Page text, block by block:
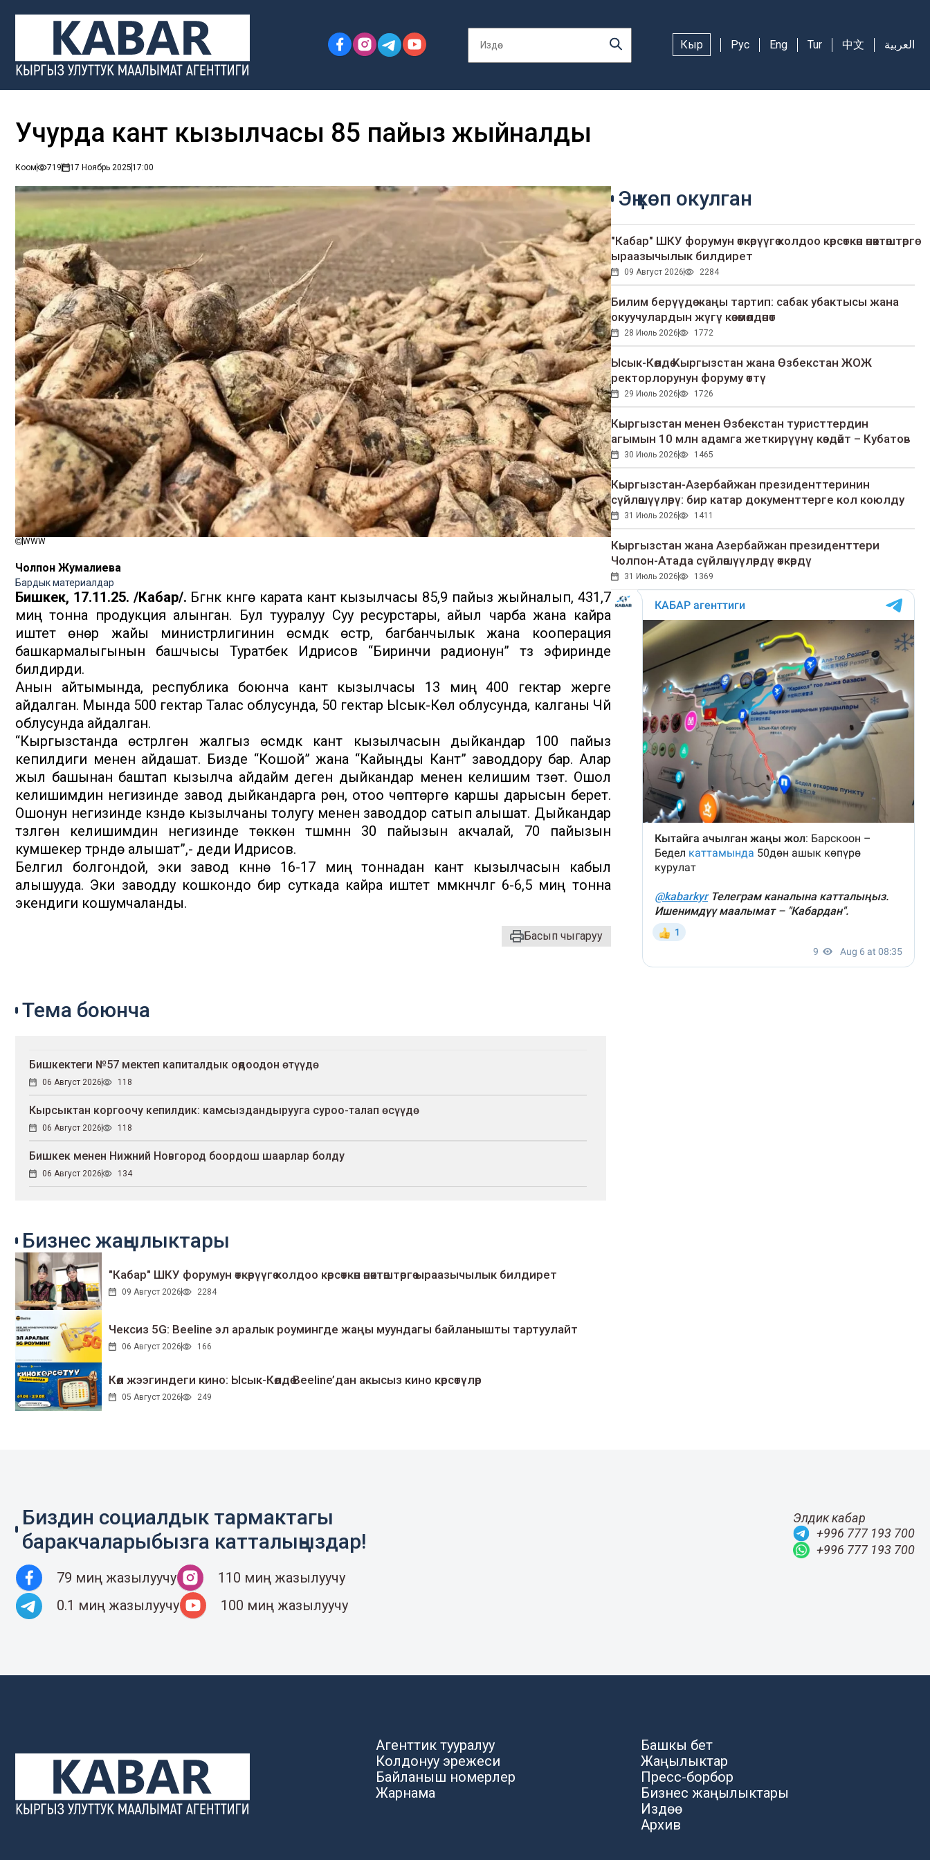
Кыр Рус Eng Tur 中文 العربية
Учурда кант кызылчасы 85 пайыз жыйналды
Коом 719 17 Ноябрь 202517:00
WWW
Чолпон Жумалиева
Бардык материалдар
Бишкек, 17.11.25. /Кабар/. Бүгүнкү күнгө карата кант кызылчасы 85,9 пайыз жыйналып, 431,7
миң тонна продукция алынган. Бул тууралуу Суу ресурстары, айыл чарба жана кайра
иштетүү өнөр жайы министрлигинин өсүмдүк өстүрүү, багбанчылык жана кооперация
башкармалыгынын башчысы Туратбек Идрисов “Биринчи радионун” түз эфиринде
билдирди.
Анын айтымында, республика боюнча кант кызылчасы 13 миң 400 гектар жерге
айдалган. Мында 500 гектар Талас облусунда, 50 гектар Ысык-Көл облусунда, калганы Чүй
облусунда айдалган.
“Кыргызстанда өстүрүлгөн жалгыз өсүмдүк кант кызылчасын дыйкандар 100 пайыз
кепилдиги менен айдашат. Бизде “Кошой” жана “Кайыңды Кант” заводдору бар. Алар
жыл башынан баштап кызылча айдайм деген дыйкандар менен келишим түзөт. Ошол
келишимдин негизинде завод дыйкандарга үрөн, отоо чөптөргө каршы дарысын берет.
Ошонун негизинде күзүндө кызылчаны толугу менен заводдор сатып алышат. Дыйкандар
түзүлгөн келишимдин негизинде төккөн түшүмүнүн 30 пайызын акчалай, 70 пайызын
кумшекер түрүндө алышат”,- деди Идрисов.
Белгилүү болгондой, эки завод күнүнө 16-17 миң тоннадан кант кызылчасын кабыл
алышууда. Эки заводду кошкондо бир суткада кайра иштетүү мүмкүнчүлүгү 6-6,5 миң тонна
экендиги кошумчаланды.
Басып чыгаруу
Эң көп окулган
"Кабар" ШКУ форумун өткөрүүгө колдоо көрсөткөн өнөктөштөргө
ыраазычылык билдирет
09 Август 2026 2284
Билим берүүдө жаңы тартип: сабак убактысы жана
окуучулардын жүгү көзөмөлдөнөт
28 Июль 2026 1772
Ысык-Көлдө Кыргызстан жана Өзбекстан ЖОЖ
ректорлорунун форуму өттү
29 Июль 2026 1726
Кыргызстан менен Өзбекстан туристтердин
агымын 10 млн адамга жеткирүүнү көздөйт – Кубатов
30 Июль 2026 1465
Кыргызстан-Азербайжан президенттеринин
сүйлөшүүлөрү: бир катар документтерге кол коюлду
31 Июль 2026 1411
Кыргызстан жана Азербайжан президенттери
Чолпон-Атада сүйлөшүүлөрдү өткөрдү
31 Июль 2026 1369
Тема боюнча
Бишкектеги №57 мектеп капиталдык оңдоодон өтүүдө
06 Август 2026 118
Кырсыктан коргоочу кепилдик: камсыздандырууга суроо-талап өсүүдө
06 Август 2026 118
Бишкек менен Нижний Новгород боордош шаарлар болду
06 Август 2026 134
Бизнес жаңылыктары
"Кабар" ШКУ форумун өткөрүүгө колдоо көрсөткөн өнөктөштөргө ыраазычылык билдирет
09 Август 2026 2284
Чексиз 5G: Beeline эл аралык роумингде жаңы муундагы байланышты тартуулайт
06 Август 2026 166
Көл жээгиндеги кино: Ысык-Көлдө Beeline’дан акысыз кино көрсөтүлөр
05 Август 2026 249
Биздин социалдык тармактагы
баракчаларыбызга катталыңыздар!
79 миң жазылуучу
110 миң жазылуучу
0.1 миң жазылуучу
100 миң жазылуучу
Элдик кабар
+996 777 193 700
+996 777 193 700
Агенттик тууралуу
Колдонуу эрежеси
Байланыш номерлер
Жарнама
Башкы бет
Жаңылыктар
Пресс-борбор
Бизнес жаңылыктары
Издөө
Архив